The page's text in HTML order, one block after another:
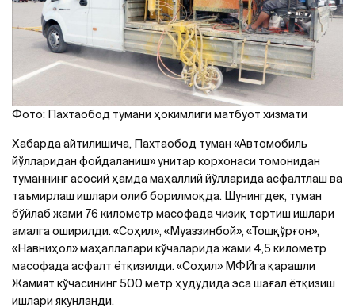
Фото: Пахтаобод тумани ҳокимлиги матбуот хизмати
Хабарда айтилишича, Пахтаобод туман «Aвтомобиль
йўлларидан фойдаланиш» унитар корхонаси томонидан
туманнинг асосий ҳамда маҳаллий йўлларида асфалтлаш ва
таъмирлаш ишлари олиб борилмоқда. Шунингдек, туман
бўйлаб жами 76 километр масофада чизиқ тортиш ишлари
амалга оширилди. «Соҳил», «Муаззинбой», «Тошқўрғон»,
«Навниҳол» маҳаллалари кўчаларида жами 4,5 километр
масофада асфалт ётқизилди. «Соҳил» МФЙга қарашли
Жамият кўчасининг 500 метр ҳудудида эса шағал ётқизиш
ишлари якунланди.